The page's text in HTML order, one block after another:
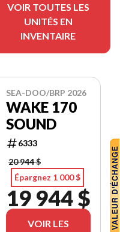
VOIR TOUTES LES
UNITÉS EN
INVENTAIRE
SEA-DOO/BRP 2026
WAKE 170
SOUND
6333
20 944 $
Épargnez 1 000 $
19 944 $
VOIR LES